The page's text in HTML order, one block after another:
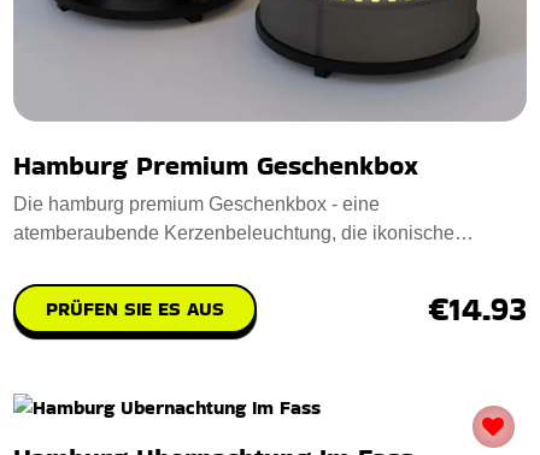
Hamburg Premium Geschenkbox
Die hamburg premium Geschenkbox - eine
atemberaubende Kerzenbeleuchtung, die ikonische
PRÜFEN SIE ES AUS €14.93